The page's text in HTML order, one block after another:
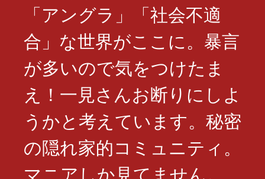
「アングラ」「社会不適
合」な世界がここに。暴言
が多いので気をつけたま
え！一見さんお断りにしよ
うかと考えています。秘密
の隠れ家的コミュニティ。
マニアしか見てません。